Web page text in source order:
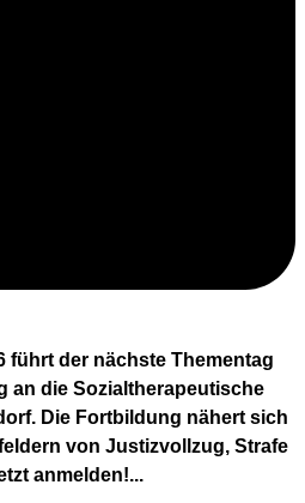
führt der nächste Thementag
an die Sozialtherapeutische
Die Fortbildung nähert sich
von Justizvollzug, Strafe
anmelden!...